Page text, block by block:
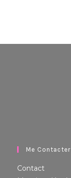
Me Contacter
Contact